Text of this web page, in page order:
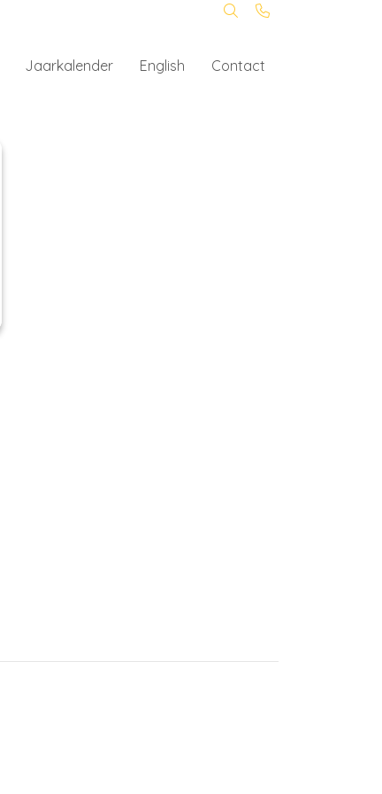
Jaarkalender English Contact